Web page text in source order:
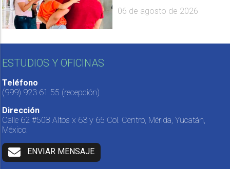
06 de agosto de 2026
ESTUDIOS Y OFICINAS
Teléfono
(999) 923 61 55 (recepción)
Dirección
Calle 62 #508 Altos x 63 y 65 Col. Centro, Mérida, Yucatán,
México.
ENVIAR MENSAJE